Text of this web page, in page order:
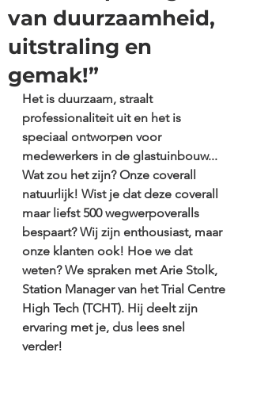
van duurzaamheid,
uitstraling en
gemak!”
Het is duurzaam, straalt
professionaliteit uit en het is
speciaal ontworpen voor
medewerkers in de glastuinbouw...
Wat zou het zijn? Onze coverall
natuurlijk! Wist je dat deze coverall
maar liefst 500 wegwerpoveralls
bespaart? Wij zijn enthousiast, maar
onze klanten ook! Hoe we dat
weten? We spraken met Arie Stolk,
Station Manager van het Trial Centre
High Tech (TCHT). Hij deelt zijn
ervaring met je, dus lees snel
verder!